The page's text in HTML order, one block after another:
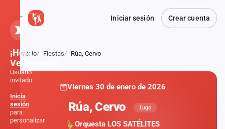
Iniciar sesión Crear cuenta
Atrás
Inicio Fiestas Rúa, Cervo
Viernes 30 de enero de 2026
Rúa, Cervo Lugo
Orquesta LOS SATÉLITES
¡Hola,
Verbener@!
Usuario
invitado
·
Inicia
sesión
para
personalizar